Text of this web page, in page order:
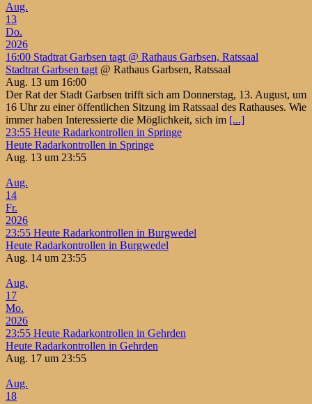
Aug.
13
Do.
2026
16:00 Stadtrat Garbsen tagt @ Rathaus Garbsen, Ratssaal
Stadtrat Garbsen tagt @ Rathaus Garbsen, Ratssaal
Aug. 13 um 16:00
Der Rat der Stadt Garbsen trifft sich am Donnerstag, 13. August, um
16 Uhr zu einer öffentlichen Sitzung im Ratssaal des Rathauses. Wie
immer haben Interessierte die Möglichkeit, sich im [...]
23:55 Heute Radarkontrollen in Springe
Heute Radarkontrollen in Springe
Aug. 13 um 23:55
Aug.
14
Fr.
2026
23:55 Heute Radarkontrollen in Burgwedel
Heute Radarkontrollen in Burgwedel
Aug. 14 um 23:55
Aug.
17
Mo.
2026
23:55 Heute Radarkontrollen in Gehrden
Heute Radarkontrollen in Gehrden
Aug. 17 um 23:55
Aug.
18